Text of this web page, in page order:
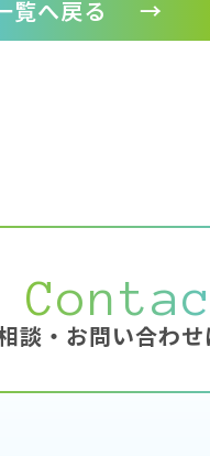
覧へ戻る →
談・お問い合わ